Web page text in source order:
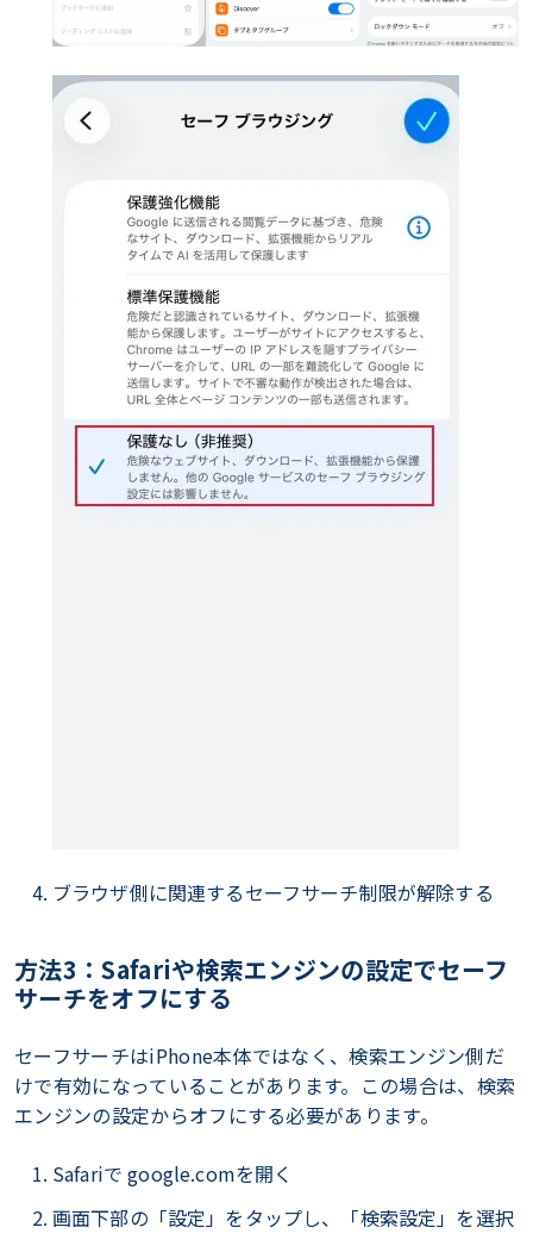
ブラウザ側に関連するセーフサーチ制限が解除する
方法3：Safariや検索エンジンの設定でセーフ
サーチをオフにする
セーフサーチはiPhone本体ではなく、検索エンジン側だ
けで有効になっていることがあります。この場合は、検索
エンジンの設定からオフにする必要があります。
Safariで google.comを開く
画面下部の「設定」をタップし、「検索設定」を選択